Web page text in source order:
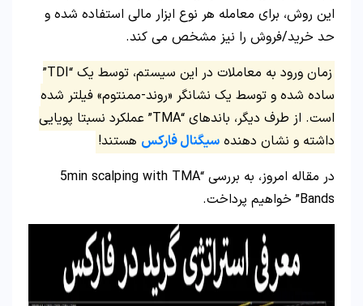
این روش، برای معامله هر نوع ابزار مالی استفاده شده و
حد خرید/فروش را نیز مشخص می کند.
زمان ورود به معاملات در این سیستم، توسط یک “TDI”
ساده شده و توسط یک نشانگر «روند-ممنتوم» فیلتر شده
است. از طرف دیگر، باندهای “TMA” عملکرد نسبتا پویایی
داشته و نشان دهنده سیگنال فارکس هستند!
در مقاله امروز، به بررسی “5min scalping with TMA
Bands” خواهیم پرداخت.